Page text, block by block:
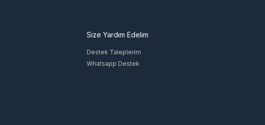
Size Yardım Edelim
Destek Taleplerim
Whatsapp Destek